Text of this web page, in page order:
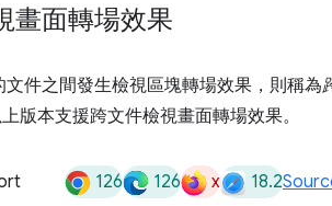
畫面轉場效果
件之間發生檢視區塊轉場效果，則稱為
版本支援跨文件檢視畫面轉場效果。
126 126 x 18.2